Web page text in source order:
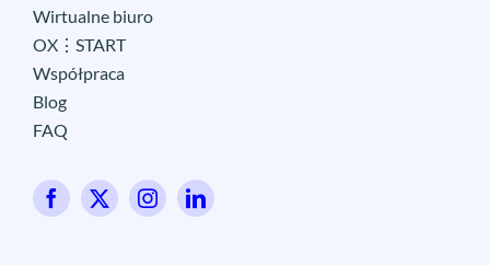
Wirtualne biuro
OX⋮START
Współpraca
Blog
FAQ